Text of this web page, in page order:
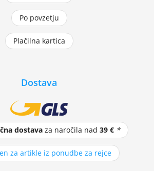
Po povzetju
Plačilna kartica
Dostava
dostava za naročila nad39 € *
za artikle iz ponudbe za rejce